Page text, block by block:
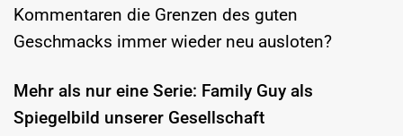
Kommentaren die Grenzen des guten
Geschmacks immer wieder neu ausloten?
Mehr als nur eine Serie: Family Guy als
Spiegelbild unserer Gesellschaft